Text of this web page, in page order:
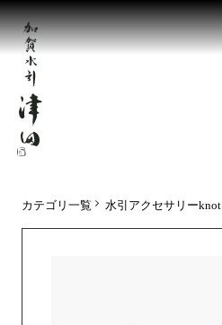
カテゴリ一覧 水引アクセサリーknot